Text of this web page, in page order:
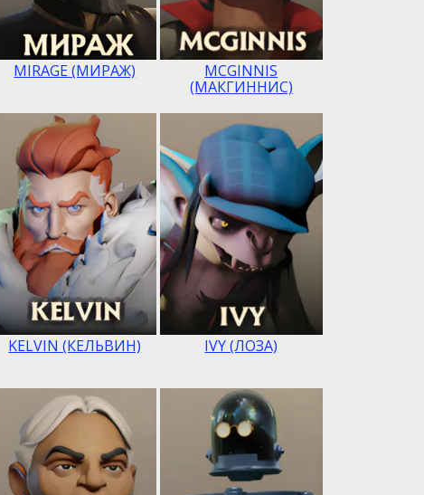
MIRAGE (МИРАЖ)
MCGINNIS
(МАКГИННИС)
KELVIN (КЕЛЬВИН) IVY (ЛОЗА)